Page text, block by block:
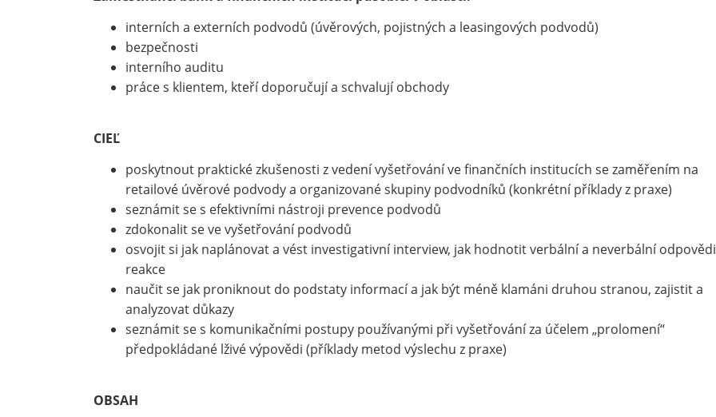
interních a externích podvodů (úvěrových, pojistných a leasingových podvodů)
bezpečnosti
interního auditu
práce s klientem, kteří doporučují a schvalují obchody
CIEĽ
poskytnout praktické zkušenosti z vedení vyšetřování ve finančních institucích se zaměřením na
retailové úvěrové podvody a organizované skupiny podvodníků (konkrétní příklady z praxe)
seznámit se s efektivními nástroji prevence podvodů
zdokonalit se ve vyšetřování podvodů
osvojit si jak naplánovat a vést investigativní interview, jak hodnotit verbální a neverbální
reakce
naučit se jak proniknout do podstaty informací a jak být méně klamáni druhou stranou, zajistit a
analyzovat důkazy
seznámit se s komunikačními postupy používanými při vyšetřování za účelem „prolomení“
předpokládané lživé výpovědi (příklady metod výslechu z praxe)
OBSAH